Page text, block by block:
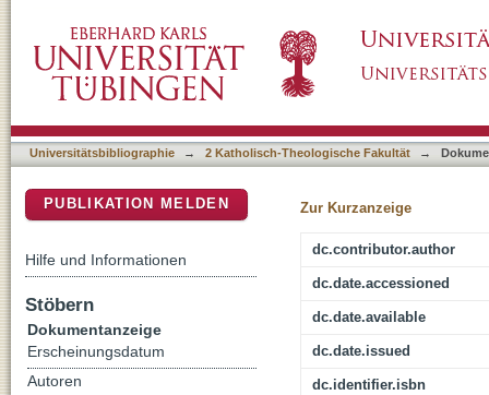
Standpunct und das katholische System
Apparat, Verzeichnissen und Registern.
Vorlesungsmitschrift Wiehl 1845/46
Universitätsbibliographie → 2 Katholisch-Theologische Fakultät →
Zur Kurzanzeige
dc.contributor.author
dc.date.accessioned
dc.date.available
dc.date.issued
dc.identifier.isbn
PUBLIKATION MELDEN
Hilfe und Informationen
Stöbern
Dokumentanzeige
Erscheinungsdatum
Autoren